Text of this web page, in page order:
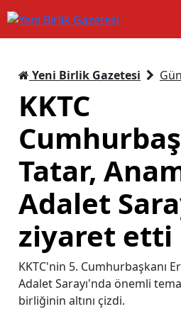
Yeni Birlik Gazetesi
KKTC
Tatar,
Adalet
ziyaret etti
KKTC'nin 5. Cumhurbaşkanı
Adalet Sarayı'nda önemli
birliğinin altını çizdi.